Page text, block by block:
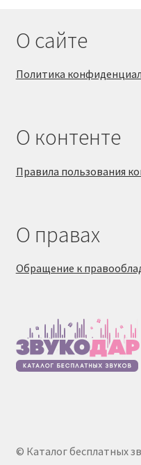
О сайте
Политика
О контенте
Правила пользования
О правах
Обращение к
© Каталог бесплатных